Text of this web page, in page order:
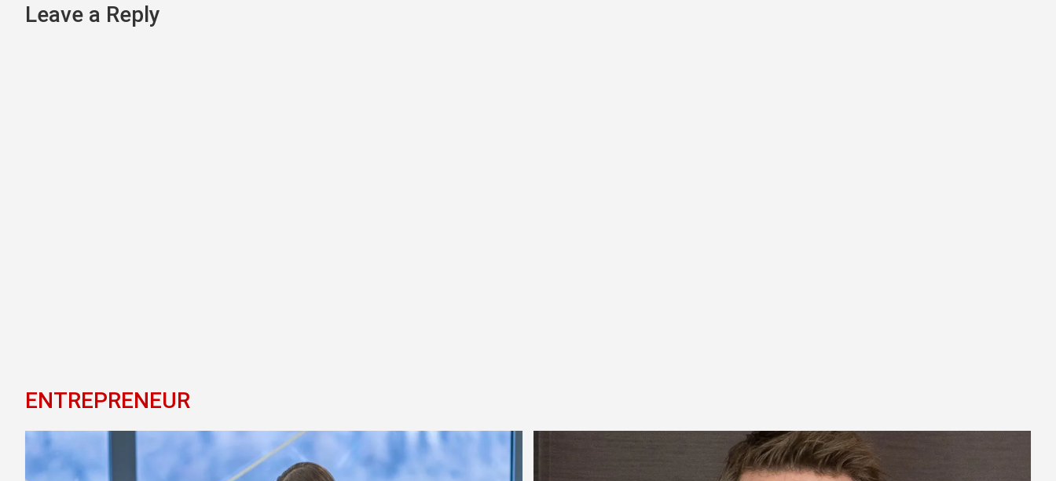
navigation
Leave a Reply
ENTREPRENEUR